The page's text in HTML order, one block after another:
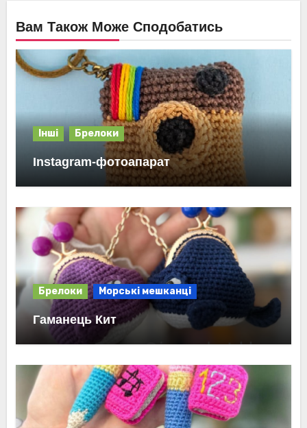
Вам Також Може Сподобатись
Інші Брелоки
Instagram-фотоапарат
Брелоки Морські мешканці
Гаманець Кит